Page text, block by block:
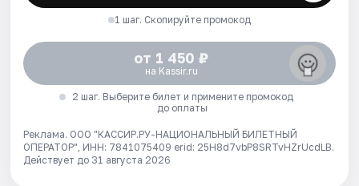
1 шаг. Скопируйте промокод
от 1 450 ₽
на Kassir.ru
2 шаг. Выберите билет и примените промокод
до оплаты
Реклама. ООО "КАССИР.РУ-НАЦИОНАЛЬНЫЙ БИЛЕТНЫЙ
ОПЕРАТОР", ИНН: 7841075409 erid: 25H8d7vbP8SRTvHZrUcdLB.
Действует до 31 августа 2026